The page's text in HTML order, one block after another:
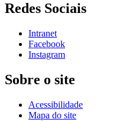
Redes Sociais
Intranet
Facebook
Instagram
Sobre o site
Acessibilidade
Mapa do site